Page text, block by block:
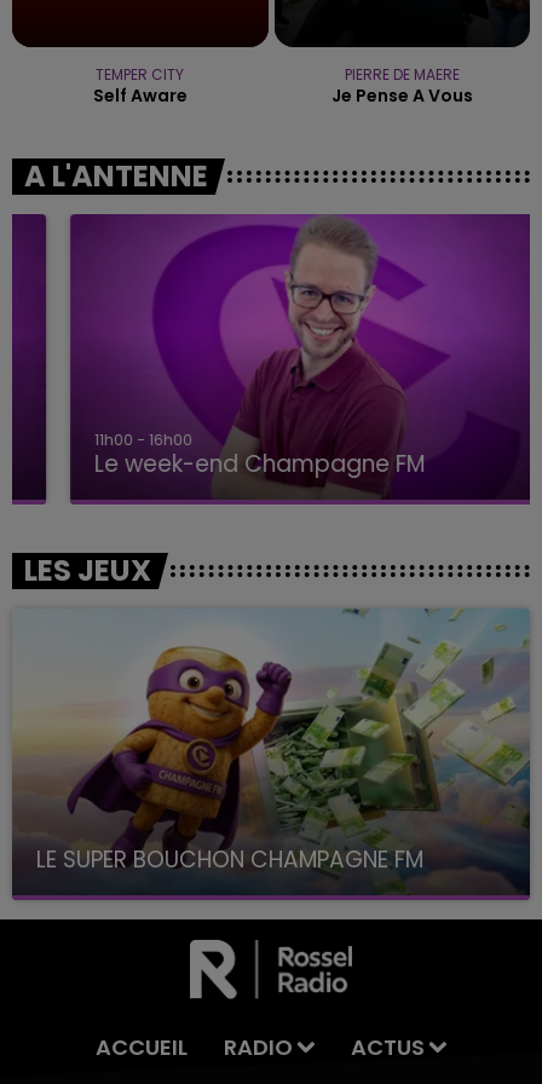
TEMPER CITY
Self Aware
PIERRE DE MAERE
Je Pense A Vous
A L'ANTENNE
11h00 - 16h00
Le week-end Champagne FM
LES JEUX
LE SUPER BOUCHON CHAMPAGNE FM
avec La Famille Champagne FM, à 8H10
ACCUEIL RADIO ACTUS